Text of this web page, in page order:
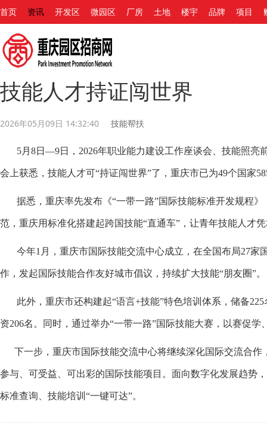
首页 资讯 开发区 微园区 厂房 土地 楼宇 品牌 项目
技能人才持证闯世界
2026年05月09日 14:32:40 技能帮扶
5月8日—9日，2026年职业能力建设工作座谈会、技能照亮
会上获悉，技能人才可“持证闯世界”了，重庆市已为49个国家
据悉，重庆率先发布《“一带一路”国际技能标准开发规程》
范，重庆用标准化搭建起跨国技能“直通车”，让青年技能人才
今年1月，重庆市国际技能交流中心成立，在全国布局27家
作，发起国际技能合作友好城市倡议，持续扩大技能“朋友圈”。
此外，重庆市还构建起“语言+技能”特色培训体系，储备225
资206名。同时，通过举办“一带一路”国际技能大赛，以赛促
下一步，重庆市国际技能交流中心将继续深化国际交流合作
参与、可受益、可出彩的国际技能项目。面向数字化发展趋势
标准查询、技能培训“一键可达”。